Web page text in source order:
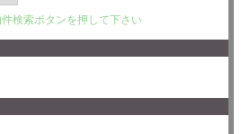
検索ボタンを押して下さい